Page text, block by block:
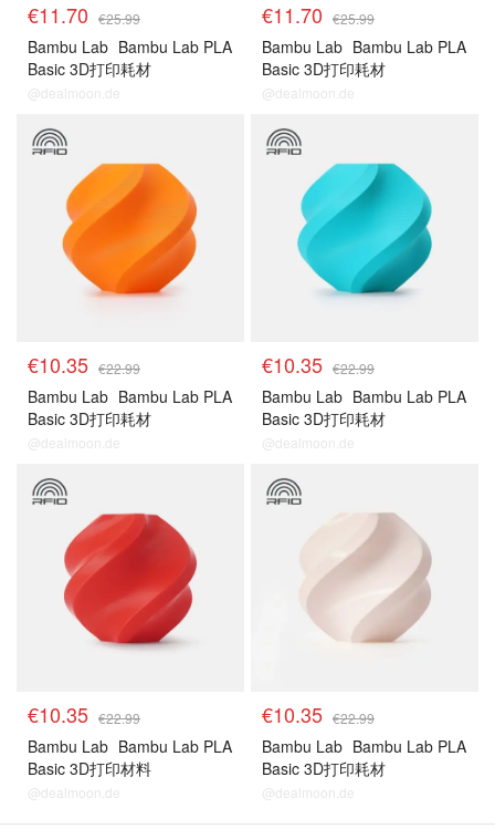
€11.70 €25.99
Bambu Lab Bambu Lab PLA
Basic 3D打印耗材
@dealmoon.de
€11.70 €25.99
Bambu Lab Bambu Lab PLA
Basic 3D打印耗材
@dealmoon.de
€10.35 €22.99
Bambu Lab Bambu Lab PLA
Basic 3D打印耗材
@dealmoon.de
€10.35 €22.99
Bambu Lab Bambu Lab PLA
Basic 3D打印耗材
@dealmoon.de
€10.35 €22.99
Bambu Lab Bambu Lab PLA
Basic 3D打印材料
@dealmoon.de
€10.35 €22.99
Bambu Lab Bambu Lab PLA
Basic 3D打印耗材
@dealmoon.de